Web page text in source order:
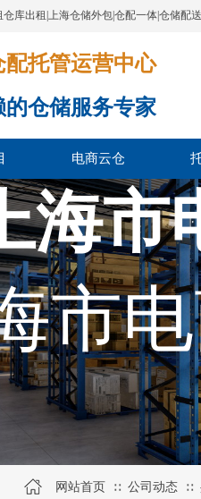
库出租|上海仓储外包|仓配一体|仓储配
配托管运营中心​​​​​​​​​​​​​​​​​
的仓储服务专家
电商云仓
海市
市
网站首页 ∷ 公司动态 ∷